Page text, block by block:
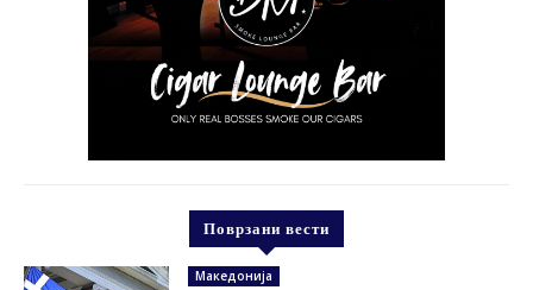
Поврзани вести
Македонија